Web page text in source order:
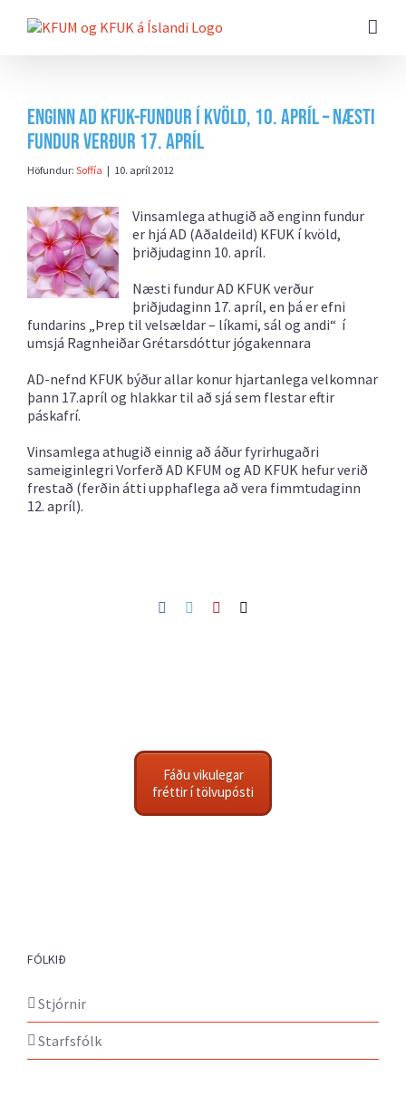
beint
Enginn AD KFUK-fundur í kvöld, 10. apríl – Næsti
fundur verður 17. apríl
Höfundur: Soffía | 10. apríl 2012
Vinsamlega athugið að enginn fundur
er hjá AD (Aðaldeild) KFUK í kvöld,
þriðjudaginn 10. apríl.
Næsti fundur AD KFUK verður
þriðjudaginn 17. apríl, en þá er efni
fundarins „Þrep til velsældar – líkami, sál og andi“ í
umsjá Ragnheiðar Grétarsdóttur jógakennara
AD-nefnd KFUK býður allar konur hjartanlega velkomnar
þann 17.apríl og hlakkar til að sjá sem flestar eftir
páskafrí.
Vinsamlega athugið einnig að áður fyrirhugaðri
sameiginlegri Vorferð AD KFUM og AD KFUK hefur verið
frestað (ferðin átti upphaflega að vera fimmtudaginn
12. apríl).
Facebook
TwitterPinterest
Fáðu vikulegar
fréttir í tölvupósti
FÓLKIÐ
Stjórnir
Starfsfólk